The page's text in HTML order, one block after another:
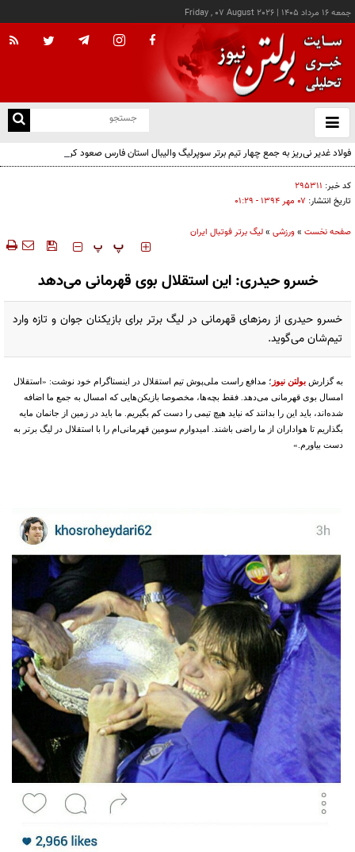
جمعه ۱۶ مرداد ۱۴۰۵ |
Friday , 07 August 2026
باز
و
فولاد غدیر نی‌ریز به جمع چهار تیم برتر سوپرلیگ والیبال استان فارس صعود کرد
کد خبر: ۲۹۵۳۱۱
تاریخ انتشار: ۰۷ مهر ۱۳۹۴ - ۰۱:۲۹
صفحه نخست »ورزشی »لیگ برتر فوتبال ایران
‍‍‍ پ پ
خسرو حیدری: این استقلال بوی قهرمانی می‌دهد
خسرو حیدری از رمزهای قهرمانی در لیگ برتر برای بازیکنان جوان و تازه وارد
تیم‌شان می‌گوید.
به گزارش بولتن نیوز ؛ مدافع راست ملی‌پوش تیم استقلال در اینستاگرام خود نوشت: «استقلال
امسال بوی قهرمانی می‌دهد. فقط بچه‌ها، مخصوصا بازیکن‌هایی که امسال به جمع ما اضافه
شده‌اند، باید این را بدانند که نباید هیچ تیمی را دست کم بگیریم. ما باید در زمین از جانمان مایه
بگذاریم تا هواداران از ما راضی باشند. امیدوارم سومین قهرمانی‌ام را با استقلال در لیگ برتر به
دست بیاورم.»